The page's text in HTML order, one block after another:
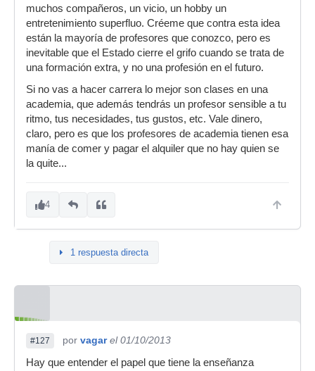
muchos compañeros, un vicio, un hobby un
entretenimiento superfluo. Créeme que contra esta idea
están la mayoría de profesores que conozco, pero es
inevitable que el Estado cierre el grifo cuando se trata de
una formación extra, y no una profesión en el futuro.
Si no vas a hacer carrera lo mejor son clases en una
academia, que además tendrás un profesor sensible a tu
ritmo, tus necesidades, tus gustos, etc. Vale dinero,
claro, pero es que los profesores de academia tienen esa
manía de comer y pagar el alquiler que no hay quien se
la quite...
4
1 respuesta directa
#127 por vagar el 01/10/2013
Hay que entender el papel que tiene la enseñanza